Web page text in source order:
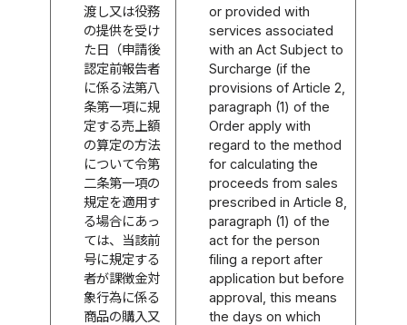
渡し又は役務
の提供を受け
た日（申請後
認定前報告者
に係る法第八
条第一項に規
定する売上額
の算定の方法
について令第
二条第一項の
規定を適用す
る場合にあっ
ては、当該前
号に規定する
者が課徴金対
象行為に係る
商品の購入又
or provided with
services associated
with an Act Subject to
Surcharge (if the
provisions of Article 2,
paragraph (1) of the
Order apply with
regard to the method
for calculating the
proceeds from sales
prescribed in Article 8,
paragraph (1) of the
act for the person
filing a report after
application but before
approval, this means
the days on which